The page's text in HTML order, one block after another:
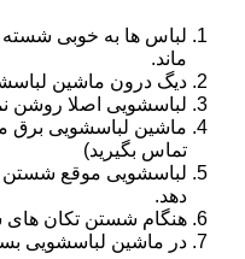
لباس ها به خوبی
ماند.
دیگ درون ماشین
لباسشویی اصلا روشن
ماشین لباسشویی برق
تماس بگیرید)
لباسشویی موقع
دهد.
هنگام شستن تکان های
در ماشین لباسشویی